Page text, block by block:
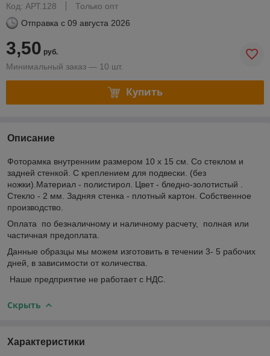
Код: АРТ.128
Только опт
Отправка с 09 августа 2026
3,50 руб.
Минимальный заказ — 10 шт.
Купить
Описание
Фоторамка внутренним размером 10 х 15 см. Со стеклом и
задней стенкой. С креплением для подвески. (без
ножки).Материал - полистирол. Цвет - бледно-золотистый .
Стекло - 2 мм. Задняя стенка - плотный картон. Собственное
производство.
Оплата по безналичному и наличному расчету, полная или
частичная предоплата.
Данные образцы мы можем изготовить в течении 3- 5 рабочих
дней, в зависимости от количества.
Наше предприятие не работает с НДС.
Скрыть
Характеристики